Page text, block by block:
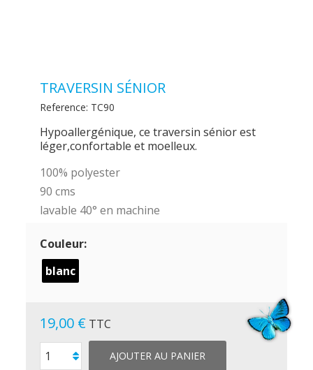
TRAVERSIN SÉNIOR
Reference: TC90
Hypoallergénique, ce traversin sénior est
léger,confortable et moelleux.
100% polyester
90 cms
lavable 40° en machine
Couleur:
blanc
19,00 € TTC
AJOUTER AU PANIER